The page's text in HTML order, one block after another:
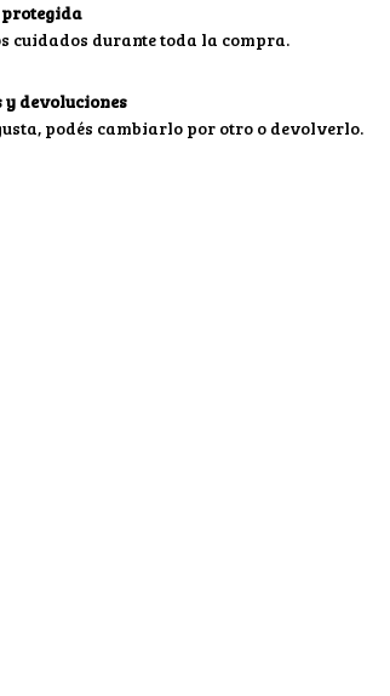
cuidados durante toda la compra.
y devoluciones
podés cambiarlo por otro o devolverlo.